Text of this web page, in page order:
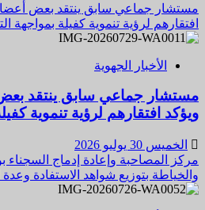
مستشار جماعي سابق ينتقد بعض
افتقارهم لرؤية تنموية كفيلة بمواجهة
الأخبار الجهوية
مستشار جماعي سابق ينتقد
ويؤكد افتقارهم لرؤية تنموية
الخميس 30 يوليو 2026
مركز المصاحبة وإعادة إدماج السجناء
والخياطة بتوزيع شواهد الاستفادة